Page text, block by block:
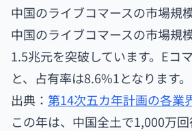
中国のライブコマースの市場規
中国のライブコマースの市場規
1.5兆元を突破しています。Eコ
と、占有率は8.6%1となります。
出典： 第14次五カ年計画の各業
この年は、中国全土で1,000万